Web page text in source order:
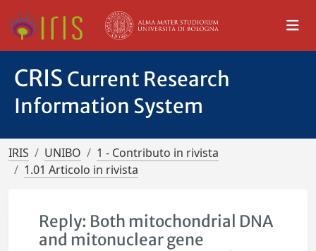
CRIS Current Research
Information System
IRIS UNIBO
1 - Contributo in rivista
1.01 Articolo in rivista
Reply: Both mitochondrial DNA
and mitonuclear gene